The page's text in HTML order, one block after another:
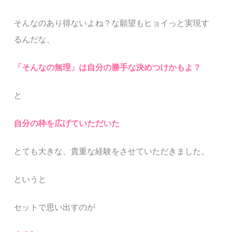
そんなのあり得ないよね？な願望もヒョイっと実現す
るんだな、
「そんなの無理」は自分の勝手な決めつけかもよ？
と
自分の枠を広げていただいた
とても大きな、貴重な経験をさせていただきました。
と いうと
セットで思い出すのが